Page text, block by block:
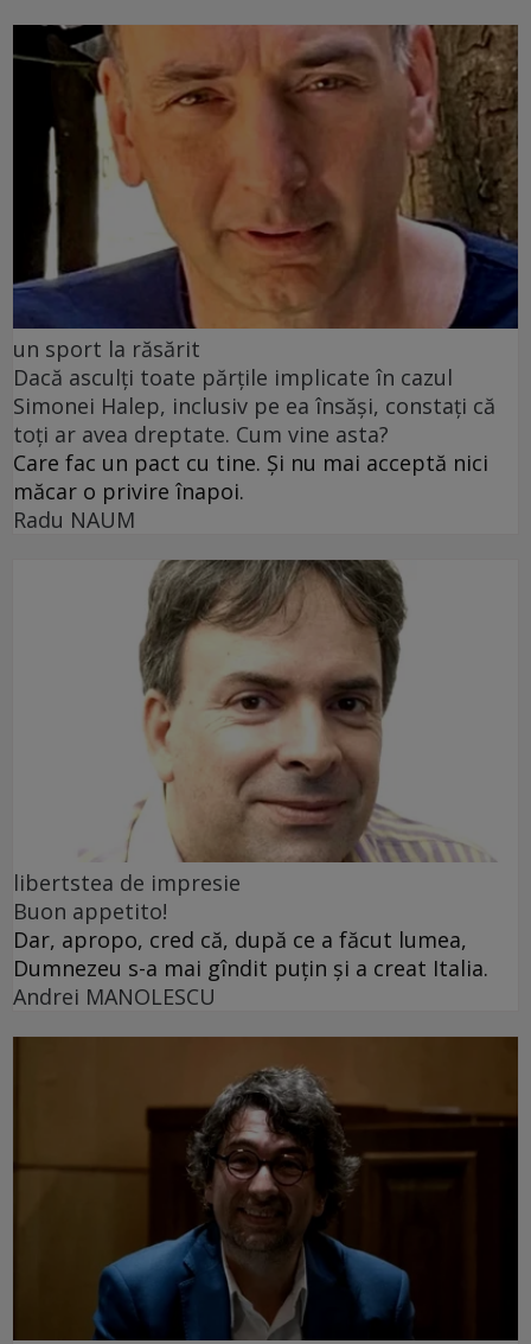
un sport la răsărit
Dacă asculți toate părțile implicate în cazul
Simonei Halep, inclusiv pe ea însăși, constați că
toți ar avea dreptate. Cum vine asta?
Care fac un pact cu tine. Și nu mai acceptă nici
măcar o privire înapoi.
Radu NAUM
libertstea de impresie
Buon appetito!
Dar, apropo, cred că, după ce a făcut lumea,
Dumnezeu s-a mai gîndit puțin și a creat Italia.
Andrei MANOLESCU